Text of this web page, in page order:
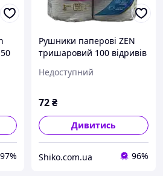
97%
Рушники паперові ZEN
тришаровий 100 відривів
Недоступний
72₴
Дивитись
Shiko.com.ua 96%